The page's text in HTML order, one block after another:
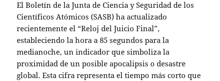
El Boletín de la Junta de Ciencia y Seguridad de los
Científicos Atómicos (SASB) ha actualizado
recientemente el “Reloj del Juicio Final”,
estableciendo la hora a 85 segundos para la
medianoche, un indicador que simboliza la
proximidad de un posible apocalipsis o desastre
global. Esta cifra representa el tiempo más corto que